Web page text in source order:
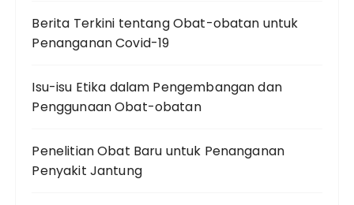
Berita Terkini tentang Obat-obatan untuk
Penanganan Covid-19
Isu-isu Etika dalam Pengembangan dan
Penggunaan Obat-obatan
Penelitian Obat Baru untuk Penanganan
Penyakit Jantung